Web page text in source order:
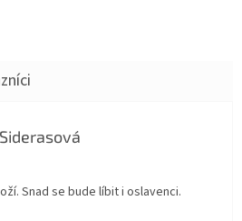
je 5 z 5 hvězdiček.
Snad se bude líbit i oslavenci.